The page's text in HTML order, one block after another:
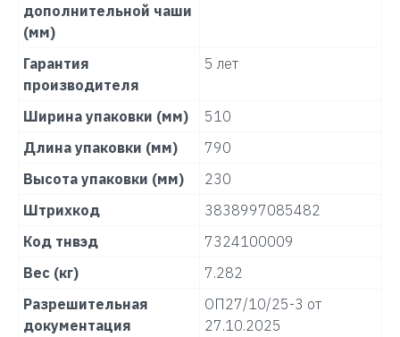
дополнительной чаши
(мм)
Гарантия
производителя
5 лет
Ширина упаковки (мм)
510
Длина упаковки (мм)
790
Высота упаковки (мм)
230
Штрихкод
3838997085482
Код тнвэд
7324100009
Вес (кг)
7.282
Разрешительная
документация
ОП27/10/25-3 от
27.10.2025